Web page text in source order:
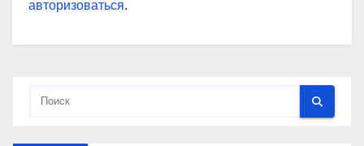
авторизоваться.